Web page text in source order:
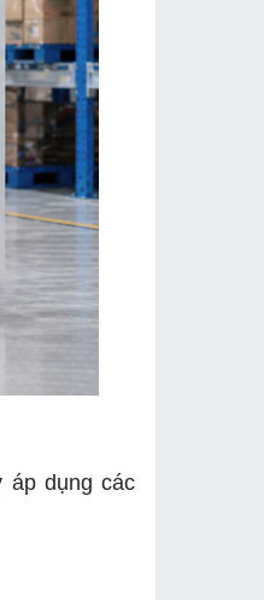
áp dụng các